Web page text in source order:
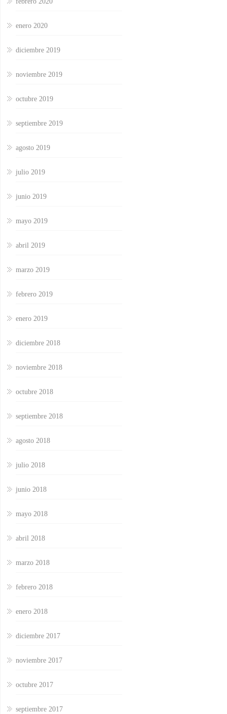
enero 2020
diciembre 2019
noviembre 2019
octubre 2019
septiembre 2019
agosto 2019
julio 2019
junio 2019
mayo 2019
abril 2019
marzo 2019
febrero 2019
enero 2019
diciembre 2018
noviembre 2018
octubre 2018
septiembre 2018
agosto 2018
julio 2018
junio 2018
mayo 2018
abril 2018
marzo 2018
febrero 2018
enero 2018
diciembre 2017
noviembre 2017
octubre 2017
septiembre 2017